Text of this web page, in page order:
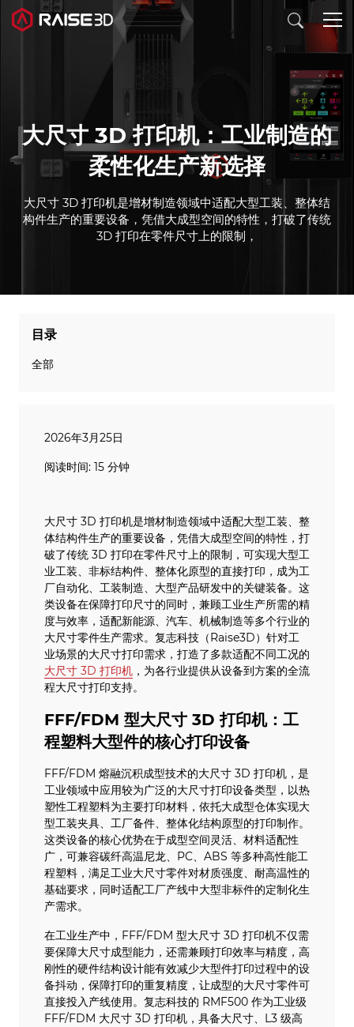
软件
大尺寸 3D 打印机：工业制造的
柔性化生产新选择
大尺寸 3D 打印机是增材制造领域中适配大型工装、整体结
构件生产的重要设备，凭借大成型空间的特性，打破了传统
3D 打印在零件尺寸上的限制，
目录
全部
2026年3月25日
阅读时间: 15 分钟
大尺寸 3D 打印机是增材制造领域中适配大型工装、整
体结构件生产的重要设备，凭借大成型空间的特性，打
破了传统 3D 打印在零件尺寸上的限制，可实现大型工
业工装、非标结构件、整体化原型的直接打印，成为工
厂自动化、工装制造、大型产品研发中的关键装备。这
类设备在保障打印尺寸的同时，兼顾工业生产所需的精
度与效率，适配新能源、汽车、机械制造等多个行业的
大尺寸零件生产需求。复志科技（Raise3D）针对工
业场景的大尺寸打印需求，打造了多款适配不同工况的
大尺寸 3D 打印机 ，为各行业提供从设备到方案的全流
程大尺寸打印支持。
FFF/FDM 型大尺寸 3D 打印机：工
程塑料大型件的核心打印设备
FFF/FDM 熔融沉积成型技术的大尺寸 3D 打印机，是
工业领域中应用较为广泛的大尺寸打印设备类型，以热
塑性工程塑料为主要打印材料，依托大成型仓体实现大
型工装夹具、工厂备件、整体化结构原型的打印制作。
这类设备的核心优势在于成型空间灵活、材料适配性
广，可兼容碳纤高温尼龙、PC、ABS 等多种高性能工
程塑料，满足工业大尺寸零件对材质强度、耐高温性的
基础要求，同时适配工厂产线中大型非标件的定制化生
产需求。
在工业生产中，FFF/FDM 型大尺寸 3D 打印机不仅需
要保障大尺寸成型能力，还需兼顾打印效率与精度，高
刚性的硬件结构设计能有效减少大型件打印过程中的设
备抖动，保障打印的重复精度，让成型的大尺寸零件可
直接投入产线使用。复志科技的 RMF500 作为工业级
FFF/FDM 大尺寸 3D 打印机，具备大尺寸、L3 级高